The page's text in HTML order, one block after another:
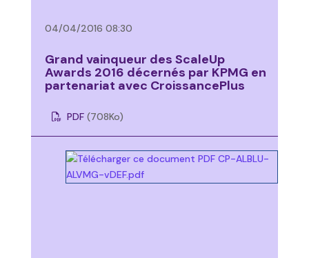
04/04/2016 08:30
Grand vainqueur des ScaleUp
Awards 2016 décernés par KPMG en
partenariat avec CroissancePlus
PDF (708Ko)